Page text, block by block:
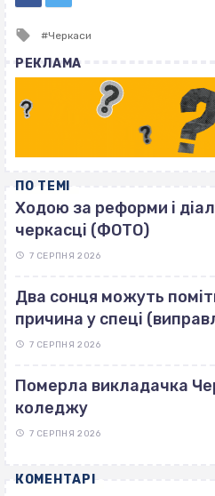
Tagged
Черкаси
РЕКЛАМА
ПО ТЕМІ
Ходою за реформи і
черкасці (ФОТО)
7 СЕРПНЯ 2026
Два сонця можуть
причина у спеці
7 СЕРПНЯ 2026
Померла викладачка
коледжу
7 СЕРПНЯ 2026
КОМЕНТАРІ